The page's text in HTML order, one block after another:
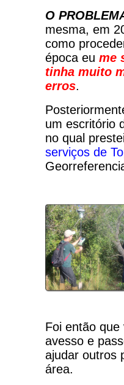
O
mesma, em
como
época eu me
tinha muito
erros.
um escritório
no qual
serviços de
Foi então
avesso e
ajudar outros
área.